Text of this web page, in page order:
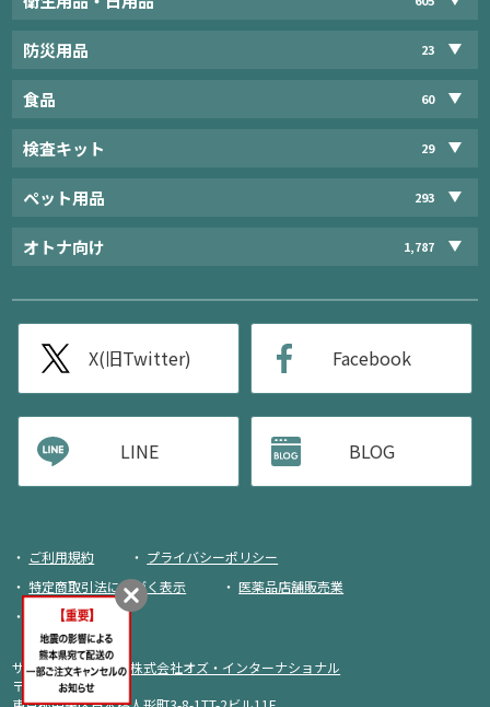
防災用品 23
食品 60
検査キット 29
ペット用品 293
オトナ向け 1,787
X(旧Twitter) Facebook
LINE BLOG
ご利用規約
プライバシーポリシー
特定商取引法に基づく表示
医薬品店舗販売業
荷物追跡
サイト運営・企画： 株式会社オズ・インターナショナル
〒103-0013